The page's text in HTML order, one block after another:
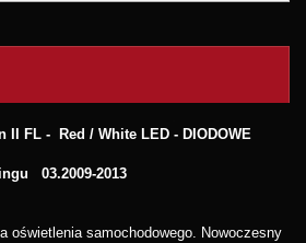
II FL - Red / White LED - DIODOWE
03.2009-2013
oświetlenia samochodowego. Nowoczesny